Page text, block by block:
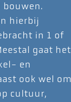
hierbij
in 1 of
gaat het
en
ook wel om
cultuur,